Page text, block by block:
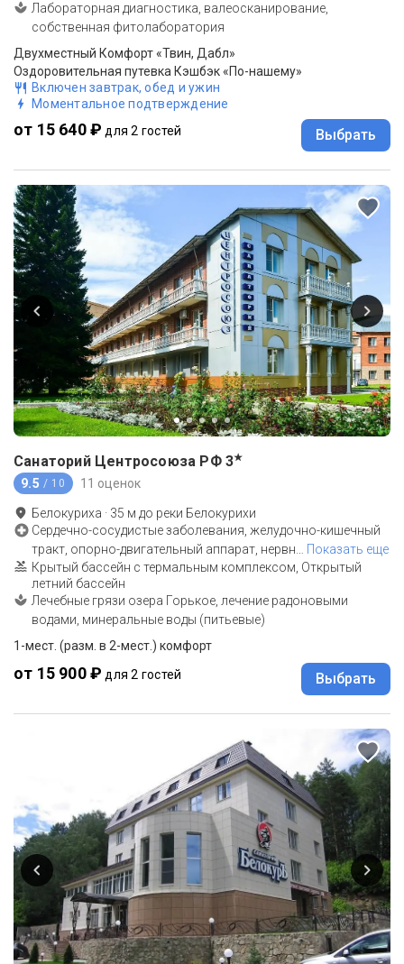
Лабораторная диагностика, валеосканирование,
собственная фитолаборатория
Двухместный Комфорт «Твин, Дабл»
Оздоровительная путевка Кэшбэк «По-нашему»
Включен завтрак, обед и ужин
Моментальное подтверждение
от 15 640 ₽ для 2 гостей Выбрать
Санаторий Центросоюза РФ 3★
9.5 / 10 11 оценок
Белокуриха · 35 м до реки Белокурихи
Сердечно-сосудистые заболевания, желудочно-кишечный
тракт, опорно-двигательный аппарат, нервн
Показать еще
Крытый бассейн с термальным комплексом, Открытый
летний бассейн
Лечебные грязи озера Горькое, лечение радоновыми
водами, минеральные воды (питьевые)
1-мест. (разм. в 2-мест.) комфорт
от 15 900 ₽ для 2 гостей Выбрать